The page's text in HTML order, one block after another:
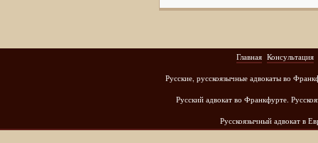
Главная Консультация
Русские, русскоязычные адвокаты во
Русский адвокат во Франкфурте.
Русскоязычный адвокат в